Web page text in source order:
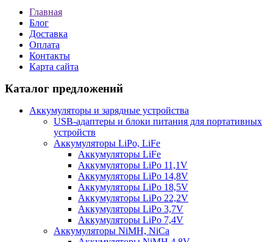
Главная
Блог
Доставка
Оплата
Контакты
Карта сайта
Каталог предложений
Аккумуляторы и зарядные устройства
USB-адаптеры и блоки питания для портативных
устройств
Аккумуляторы LiPo, LiFe
Аккумуляторы LiFe
Аккумуляторы LiPo 11,1V
Аккумуляторы LiPo 14,8V
Аккумуляторы LiPo 18,5V
Аккумуляторы LiPo 22,2V
Аккумуляторы LiPo 3,7V
Аккумуляторы LiPo 7,4V
Аккумуляторы NiMH, NiCa